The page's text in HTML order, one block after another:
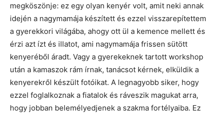
megköszönje: ez egy olyan kenyér volt, amit neki annak
idején a nagymamája készített és ezzel visszarepítettem
a gyerekkori világába, ahogy ott ül a kemence mellett és
érzi azt ízt és illatot, ami nagymamája frissen sütött
kenyeréből áradt. Vagy a gyerekeknek tartott workshop
után a kamaszok rám írnak, tanácsot kérnek, elküldik a
kenyerekről készült fotóikat. A legnagyobb siker, hogy
ezzel foglalkoznak a fiatalok és ráveszik magukat arra,
hogy jobban belemélyedjenek a szakma fortélyaiba. Ez